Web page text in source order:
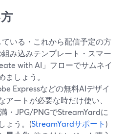
いる・これから配信予定の方
み込みテンプレート・スマー
with AI」フローでサムネイ
ましょう。
Expressなどの無料AIデザイ
アートが必要な時だけ使い、
・JPG/PNGでStreamYardに
ょう。(StreamYardサポート )